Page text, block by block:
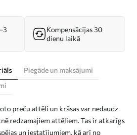
Kompensācijas 30
dienu laikā
Piegāde un maksājumi
preču attēli un krāsas var nedaudz
redzamajiem attēliem. Tas ir atkarīgs
un iestatījumiem, kā arī no